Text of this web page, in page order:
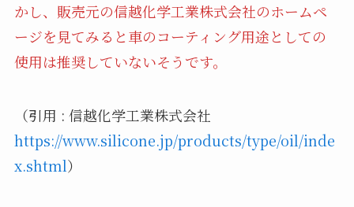
かし、販売元の信越化学工業株式会社のホームペ
ージを見てみると車のコーティング用途としての
使用は推奨していないそうです。
（引用 : 信越化学工業株式会社
https://www.silicone.jp/products/type/oil/inde
x.shtml）